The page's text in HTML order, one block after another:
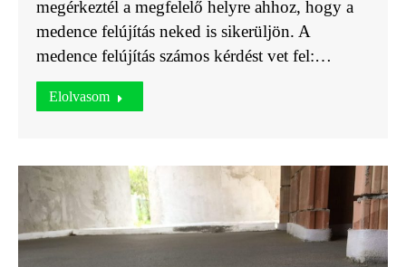
megérkeztél a megfelelő helyre ahhoz, hogy a
medence felújítás neked is sikerüljön. A
medence felújítás számos kérdést vet fel:…
Elolvasom